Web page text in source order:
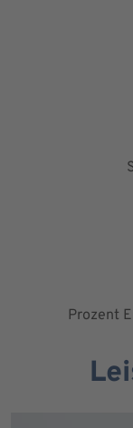
Prozent